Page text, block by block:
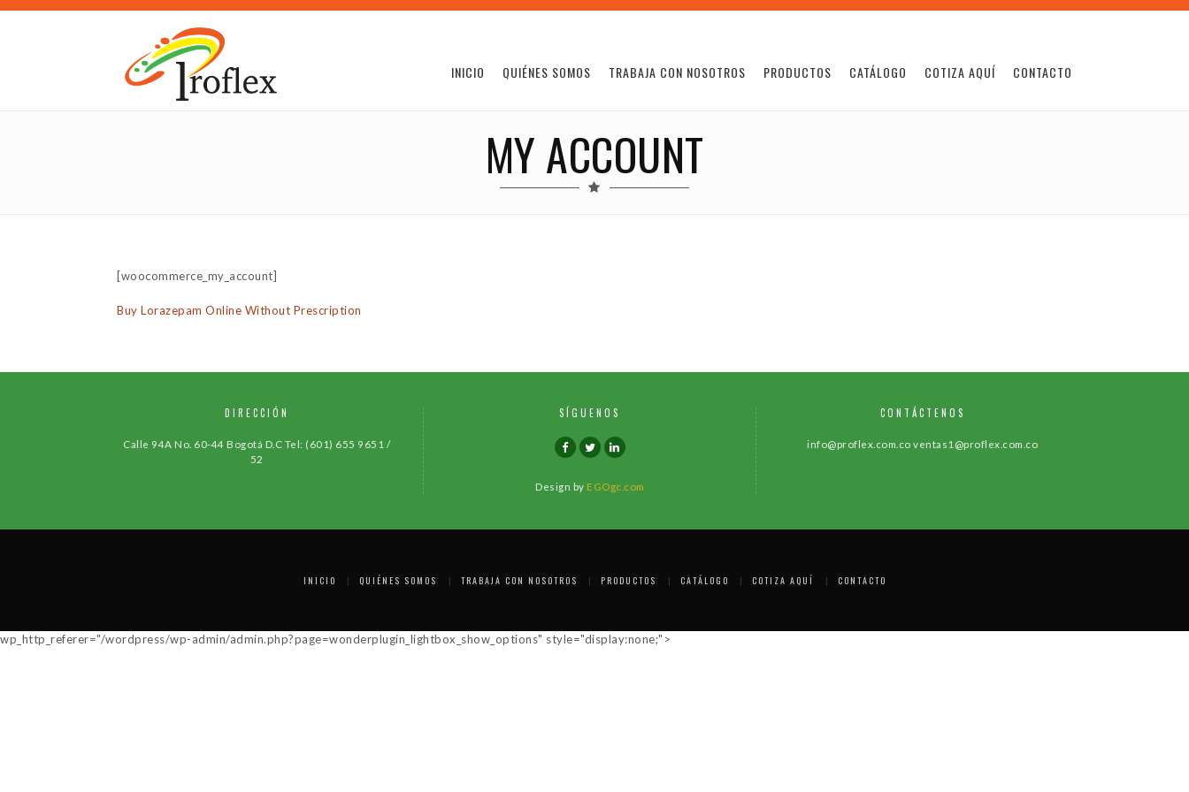
INICIO QUIÉNES SOMOS TRABAJA CON NOSOTROS PRODUCTOS CATÁLOGO COTIZA AQUÍ CONTACTO
MY ACCOUNT
[woocommerce_my_account]
Buy Lorazepam Online Without Prescription
DIRECCIÓN
Calle 94A No. 60-44 Bogotá D.C Tel: (601) 655 9651 /
52
SÍGUENOS
Design by EGOgc.com
CONTÁCTENOS
info@proflex.com.coventas1@proflex.com.co
INICIO QUIÉNES SOMOS TRABAJA CON NOSOTROS PRODUCTOS CATÁLOGO COTIZA AQUÍ CONTACTO
wp_http_referer="/wordpress/wp-admin/admin.php?page=wonderplugin_lightbox_show_options" style="display:none;">